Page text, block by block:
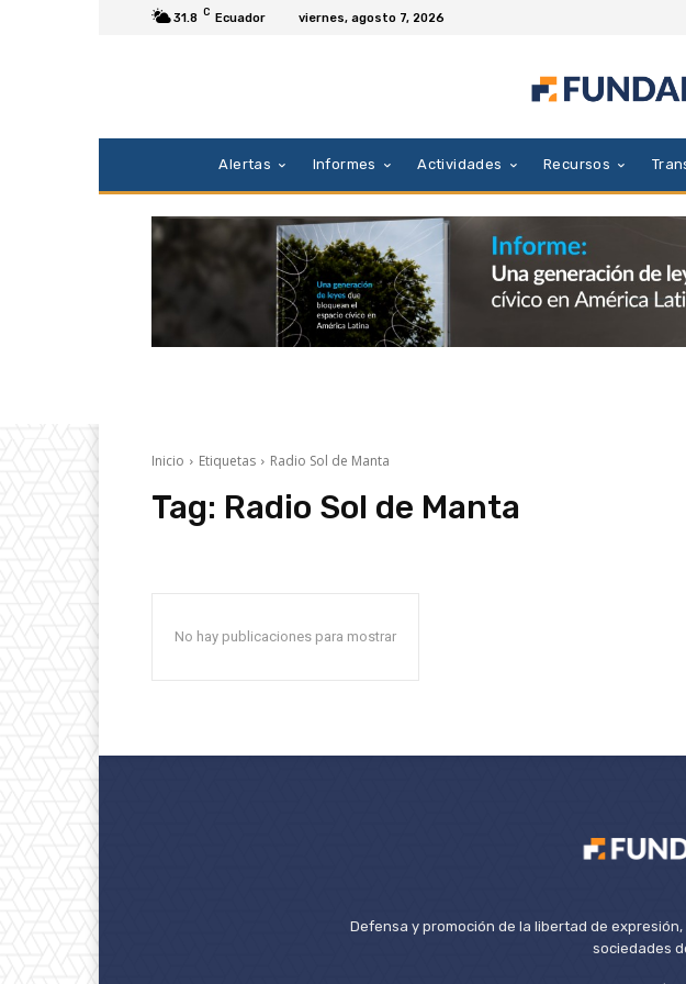
31.8 C Ecuador viernes, agosto 7, 2026
Alertas Informes Actividades Recursos
Inicio Etiquetas Radio Sol de Manta
Tag: Radio Sol de Manta
No hay publicaciones para mostrar
Defensa y promoción de la libertad de
sociedades